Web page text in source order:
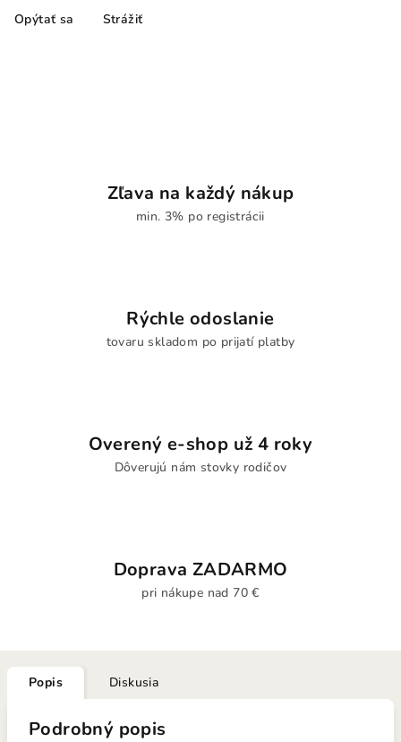
Opýtať sa Strážiť
Zľava na každý nákup
min. 3% po registrácii
Rýchle odoslanie
tovaru skladom po prijatí platby
Overený e-shop už 4 roky
Dôverujú nám stovky rodičov
Doprava ZADARMO
pri nákupe nad 70 €
Popis Diskusia
Podrobný popis